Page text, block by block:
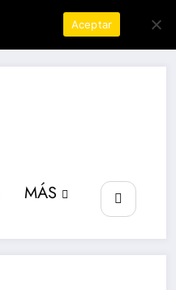
MÁS
Aceptar